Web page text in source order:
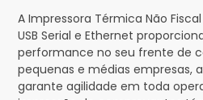
A Impressora Térmica Não
USB Serial e Ethernet
performance no seu frente de
pequenas e médias empresas,
garante agilidade em toda